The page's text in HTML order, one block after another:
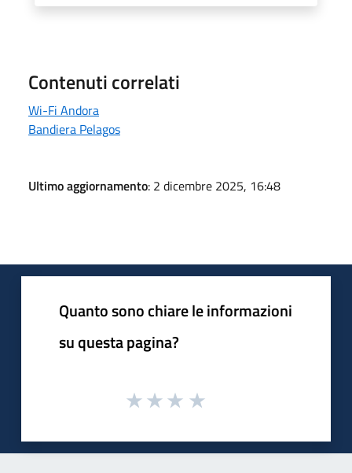
Contenuti correlati
Wi-Fi Andora
Bandiera Pelagos
Ultimo aggiornamento: 2 dicembre 2025, 16:48
Quanto sono chiare le informazioni
su questa pagina?